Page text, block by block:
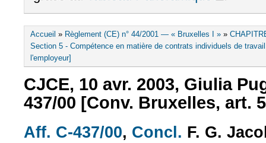
Vous êtes ici
Accueil » Règlement (CE) n° 44/2001 — « Bruxelles I » »
Section 5 - Compétence en matière de contrats individuels de
l'employeur]
CJCE, 10 avr. 2003, Giulia
437/00 [Conv. Bruxelles, art.
Aff. C-437/00 (le lien est externe)
, Concl. (le lien est
F. G.